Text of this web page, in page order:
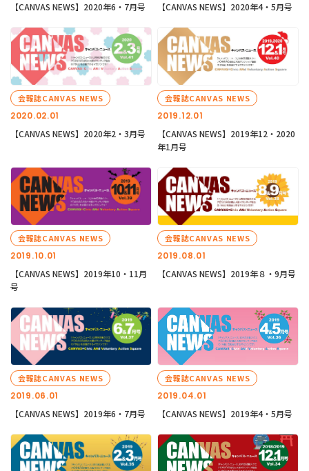
【CANVAS NEWS】2020年6・7月号 【CANVAS NEWS】2020年4・5月号
2020.02.01
会報誌CANVAS NEWS
【CANVAS NEWS】2020年2・3月号
2019.12.01
会報誌CANVAS NEWS
【CANVAS NEWS】2019年12・2020
年1月号
2019.10.01
会報誌CANVAS NEWS
【CANVAS NEWS】2019年10・11月
号
2019.08.01
会報誌CANVAS NEWS
【CANVAS NEWS】2019年８・9月号
2019.06.01
会報誌CANVAS NEWS
【CANVAS NEWS】2019年6・7月号
2019.04.01
会報誌CANVAS NEWS
【CANVAS NEWS】2019年4・5月号